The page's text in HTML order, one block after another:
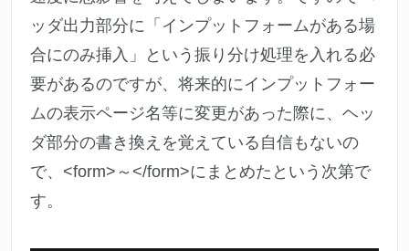
ッダ出力部分に「インプットフォームがある場
合にのみ挿入」という振り分け処理を入れる必
要があるのですが、将来的にインプットフォー
ムの表示ページ名等に変更があった際に、ヘッ
ダ部分の書き換えを覚えている自信もないの
で、<form>～</form>にまとめたという次第で
す。